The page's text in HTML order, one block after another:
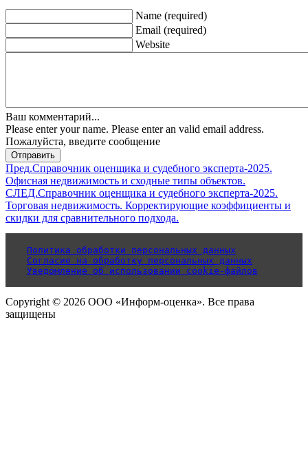
Name (required)
Email (required)
Website
Ваш комментарий...
Please enter your name. Please enter an valid email address.
Пожалуйста, введите сообщение
Отправить
Пред.Справочник оценщика и судебного эксперта-2025.
Офисная недвижимость и сходные типы объектов.
СЛЕД.Справочник оценщика и судебного эксперта-2025.
Торговая недвижимость. Корректирующие коэффициенты и
скидки для сравнительного подхода.
Политика обработки персональных данных
Согласие на обработку персональных данных
Уведомление об использовании cookie-файлов
Copyright © 2026 ООО «Информ-оценка». Все права
защищены